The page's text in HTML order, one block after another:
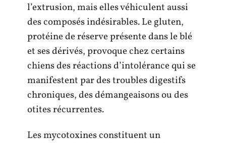
l’extrusion, mais elles véhiculent aussi
des composés indésirables. Le gluten,
protéine de réserve présente dans le blé
et ses dérivés, provoque chez certains
chiens des réactions d’intolérance qui se
manifestent par des troubles digestifs
chroniques, des démangeaisons ou des
otites récurrentes.
Les mycotoxines constituent un